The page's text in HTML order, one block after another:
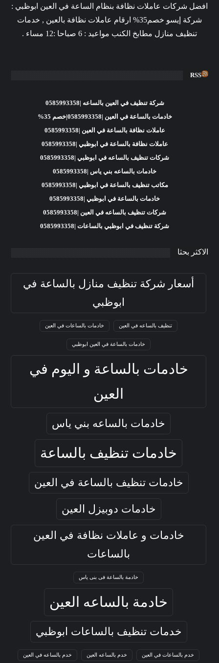
افضل شركات عاملات نظافة بنظام الساعة في العين ابوظبي :
شركة إيسو خصم35% ارقام عاملات نظافة بالعين , خدمات
تنظيف منازل مطابخ الكنب مواعيد : 6 صباحا :12 مساء .
RSS
شركة تنظيف في العين بالساعه |0585993358
خادمات بالساعة في العين |0585993358|خصم 35%
عاملات نظافة بالساعة في العين |0585993358
عاملات نظافة بالساعة في ابوظبي |0585993358
شركات تنظيف بالساعه في ابوظبي |0585993358
خادمات بالساعه بني ياس |0585993358
مكاتب تنظيف بالساعة في ابوظبي |0585993358
خادمات بالساعة في ابوظبي |0585993358
شركات تنظيف بالساعه في العين |0585993358
شركة تنظيف في ابوظبي بالساعات |0585993358
الاكثر بحثا
أسعار شركة تنظيف منازل بالساعة في
ابوظبي
تنظيف بالساعه في العين خادمات بالساعات في العين
خادمات بالساعة في العين ابوظبي
خادمات بالساعة و اليوم في
العين
خادمات بالساعه بني ياس
خادمات تنظيف بالساعة
خادمات تنظيف بالساعة في العين
خادمات دوبيزل العين
خادمات و عاملات نظافة في العين
بالساعات
خادمة بالساعة فى بنى ياس
خادمة بالساعه العين
خدمات تنظيف بالساعات ابوظبي
خدم بالساعات في العين خدم بالساعه العين خدم بالساعه في العين